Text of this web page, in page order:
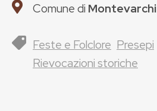
Comune di Montevarchi
Feste e Folclore Presepi
Rievocazioni storiche